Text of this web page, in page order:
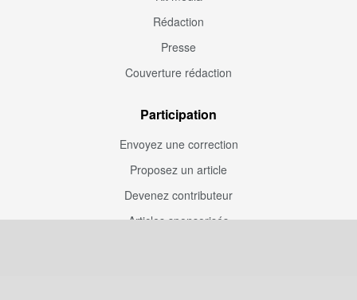
Rédaction
Presse
Couverture rédaction
Participation
Envoyez une correction
Proposez un article
Devenez contributeur
Articles sponsorisés